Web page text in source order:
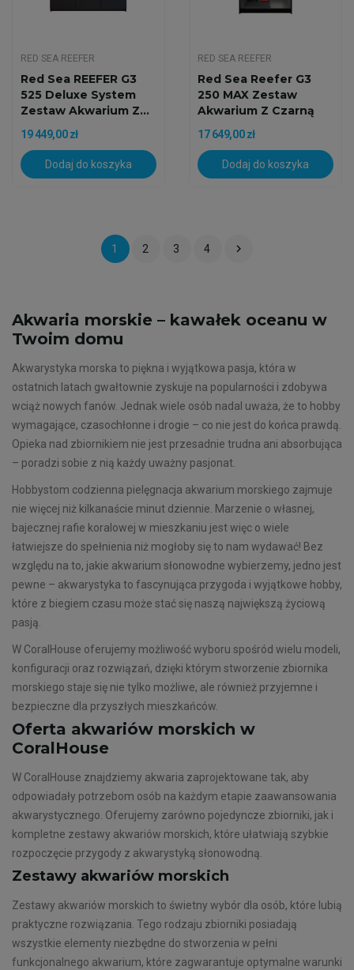
RED SEA REEFER
Red Sea REEFER G3
525 Deluxe System
Zestaw Akwarium Z...
19 449,00 zł
Dodaj do koszyka
RED SEA REEFER
Red Sea Reefer G3
250 MAX Zestaw
Akwarium Z Czarną
Szafką
17 649,00 zł
Dodaj do koszyka
1 2 3 4 
Akwaria morskie – kawałek oceanu w
Twoim domu
Akwarystyka morska to piękna i wyjątkowa pasja, która w
ostatnich latach gwałtownie zyskuje na popularności i zdobywa
wciąż nowych fanów. Jednak wiele osób nadal uważa, że to hobby
wymagające, czasochłonne i drogie – co nie jest do końca prawdą.
Opieka nad zbiornikiem nie jest przesadnie trudna ani absorbująca
– poradzi sobie z nią każdy uważny pasjonat.
Hobbystom codzienna pielęgnacja akwarium morskiego zajmuje
nie więcej niż kilkanaście minut dziennie. Marzenie o własnej,
bajecznej rafie koralowej w mieszkaniu jest więc o wiele
łatwiejsze do spełnienia niż mogłoby się to nam wydawać! Bez
względu na to, jakie akwarium słonowodne wybierzemy, jedno jest
pewne – akwarystyka to fascynująca przygoda i wyjątkowe hobby,
które z biegiem czasu może stać się naszą największą życiową
pasją.
W CoralHouse oferujemy możliwość wyboru spośród wielu modeli,
konfiguracji oraz rozwiązań, dzięki którym stworzenie zbiornika
morskiego staje się nie tylko możliwe, ale również przyjemne i
bezpieczne dla przyszłych mieszkańców.
Oferta akwariów morskich w
CoralHouse
W CoralHouse znajdziemy akwaria zaprojektowane tak, aby
odpowiadały potrzebom osób na każdym etapie zaawansowania
akwarystycznego. Oferujemy zarówno pojedyncze zbiorniki, jak i
kompletne zestawy akwariów morskich, które ułatwiają szybkie
rozpoczęcie przygody z akwarystyką słonowodną.
Zestawy akwariów morskich
Zestawy akwariów morskich to świetny wybór dla osób, które lubią
praktyczne rozwiązania. Tego rodzaju zbiorniki posiadają
wszystkie elementy niezbędne do stworzenia w pełni
funkcjonalnego akwarium, które zagwarantuje optymalne warunki